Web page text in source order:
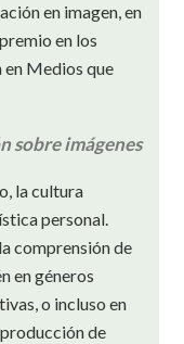
en imagen, en
en los
en Medios que
sobre imágenes
la cultura
personal.
comprensión de
en géneros
o incluso en
de